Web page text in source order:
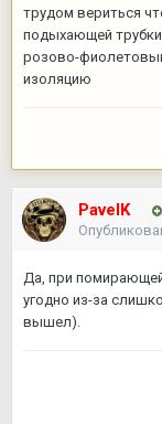
трудом вериться
подыхающей
розово-
изоляцию
PavelK
Да, при
угодно из-за
вышел).